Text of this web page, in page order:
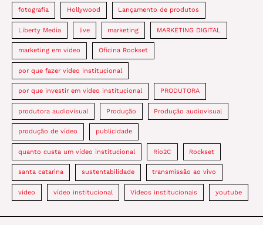
fotografia Hollywood Lançamento de produtos
Liberty Media live marketing MARKETING DIGITAL
marketing em video Oficina Rockset
por que fazer vídeo institucional
por que investir em vídeo institucional PRODUTORA
produtora audiovisual Produção Produção audiovisual
produção de vídeo publicidade
quanto custa um vídeo institucional Rio2C Rockset
santa catarina sustentabilidade transmissão ao vivo
video vídeo institucional Vídeos institucionais youtube